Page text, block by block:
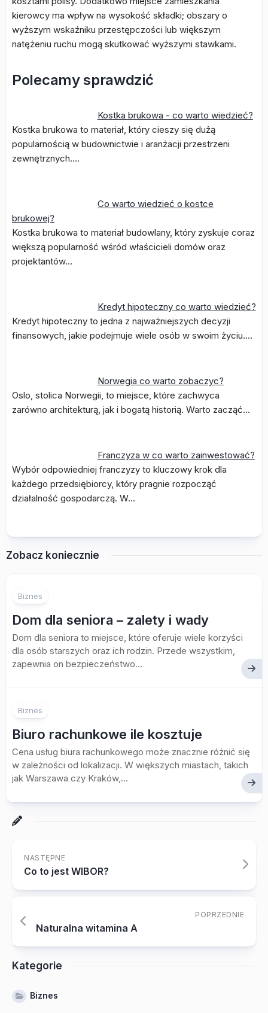
kierowcy ma wpływ na wysokość składki; obszary o
wyższym wskaźniku przestępczości lub większym
natężeniu ruchu mogą skutkować wyższymi stawkami.
Polecamy sprawdzić
Kostka brukowa - co warto wiedzieć?
Kostka brukowa to materiał, który cieszy się dużą
popularnością w budownictwie i aranżacji przestrzeni
zewnętrznych.…
Co warto wiedzieć o kostce
brukowej?
Kostka brukowa to materiał budowlany, który zyskuje coraz
większą popularność wśród właścicieli domów oraz
projektantów…
Kredyt hipoteczny co warto wiedzieć?
Kredyt hipoteczny to jedna z najważniejszych decyzji
finansowych, jakie podejmuje wiele osób w swoim życiu.…
Norwegia co warto zobaczyc?
Oslo, stolica Norwegii, to miejsce, które zachwyca
zarówno architekturą, jak i bogatą historią. Warto zacząć…
Franczyza w co warto zainwestować?
Wybór odpowiedniej franczyzy to kluczowy krok dla
każdego przedsiębiorcy, który pragnie rozpocząć
działalność gospodarczą. W…
Zobacz koniecznie
Biznes
Dom dla seniora – zalety i wady
Dom dla seniora to miejsce, które oferuje wiele korzyści
dla osób starszych oraz ich rodzin. Przede wszystkim,
zapewnia on bezpieczeństwo...
Biznes
Biuro rachunkowe ile kosztuje
Cena usług biura rachunkowego może znacznie różnić się
w zależności od lokalizacji. W większych miastach, takich
jak Warszawa czy Kraków,...
NASTĘPNE
Co to jest WIBOR?
POPRZEDNIE
Naturalna witamina A
Kategorie
Biznes